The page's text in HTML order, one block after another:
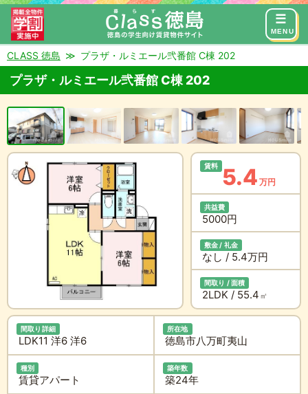
MENU
来店予約 お問い合わせ
CLASS 徳島 プラザ・ルミエール弐番館 C棟 202
プラザ・ルミエール弐番館 C棟 202
賃料 5.4 万円
共益費
5000円
敷金 / 礼金
なし / 5.4万円
間取り / 面積
2LDK / 55.4 ㎡
間取り詳細
LDK11 洋6 洋6
所在地
徳島市八万町夷山
種別
賃貸アパート
築年数
築24年